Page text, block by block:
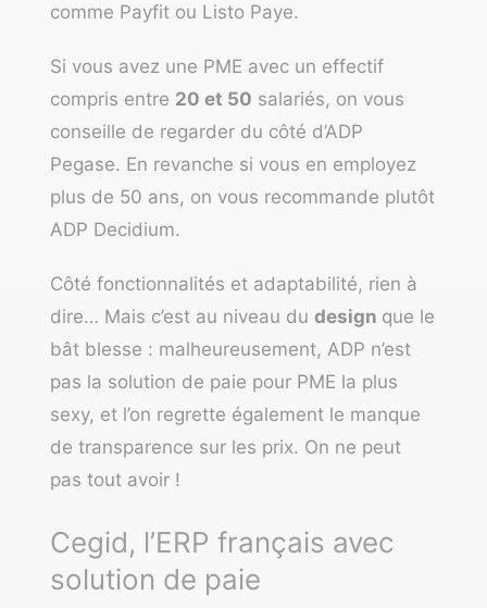
comme Payfit ou Listo Paye.
Si vous avez une PME avec un effectif
compris entre 20 et 50 salariés, on vous
conseille de regarder du côté d’ADP
Pegase. En revanche si vous en employez
plus de 50 ans, on vous recommande plutôt
ADP Decidium.
Côté fonctionnalités et adaptabilité, rien à
dire… Mais c’est au niveau du design que le
bât blesse : malheureusement, ADP n’est
pas la solution de paie pour PME la plus
sexy, et l’on regrette également le manque
de transparence sur les prix. On ne peut
pas tout avoir !
Cegid, l’ERP français avec
solution de paie